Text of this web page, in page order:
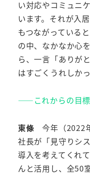
い対応やコミュニ
います。それが入
もつながっている
の中、なかなか心
ら、一言「ありが
はすごくうれしかっ
――これからの目標
東條
今年（2022
社長が「見守りシ
導入を考えてくれ
んと活用し、全50